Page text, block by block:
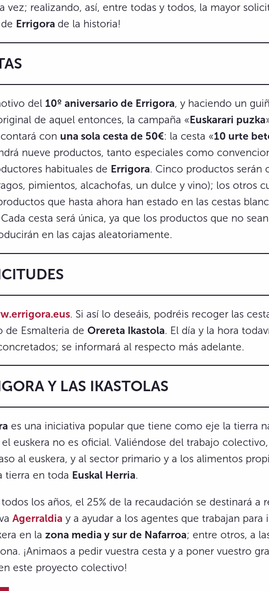
vez; realizando, así, entre todas y todos, la mayor
Errigora de la historia!
del 10º aniversario de Errigora, y haciendo un
de aquel entonces, la campaña «Euskarari puzka
con una sola cesta de 50€: la cesta «10 urte
nueve productos, tanto especiales como
habituales de Errigora. Cinco productos serán
pimientos, alcachofas, un dulce y vino); los otros
que hasta ahora han estado en las cestas
cesta será única, ya que los productos que no
en las cajas aleatoriamente.
. Si así lo deseáis, podréis recoger las
de Esmalteria de Orereta Ikastola. El día y la hora
se informará al respecto más adelante.
Y LAS IKASTOLAS
es una iniciativa popular que tiene como eje la tierra
euskera no es oficial. Valiéndose del trabajo
al euskera, y al sector primario y a los alimentos
tierra en toda Euskal Herria.
los años, el 25% de la recaudación se destinará a
Agerraldia y a ayudar a los agentes que trabajan para
en la zona media y sur de Nafarroa; entre otros, a
¡Animaos a pedir vuestra cesta y a poner vuestro
este proyecto colectivo!